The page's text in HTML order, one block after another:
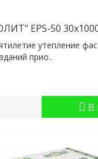
EPS-50
утепление
прио..
В